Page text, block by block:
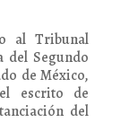
al Tribunal
del Segundo
de México,
escrito de
del